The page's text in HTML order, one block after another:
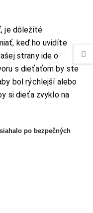
je dôležité.
keď ho uvidíte
strany ide o
s dieťaťom by ste
bol rýchlejší alebo
si dieťa zvyklo na
po bezpečných